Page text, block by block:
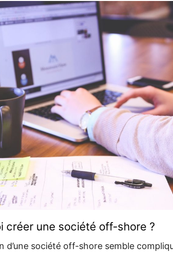
créer une société off-shore ?
d’une société off-shore semble